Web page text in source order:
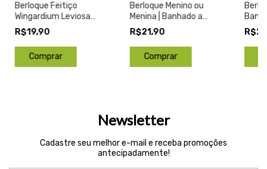
Berloque Feitiço
Wingardium Leviosa
Harry Potter | Banhado
a Prata
R$19,90
Berloque Menino ou
Menina | Banhado a
Prata
R$21,90
Comprar
Newsletter
Cadastre seu melhor e-mail e receba promoções
antecipadamente!